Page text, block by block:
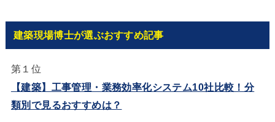
建築現場博士が選ぶおすすめ記事
第１位
【建築】工事管理・業務効率化システム10社比較！分
類別で見るおすすめは？